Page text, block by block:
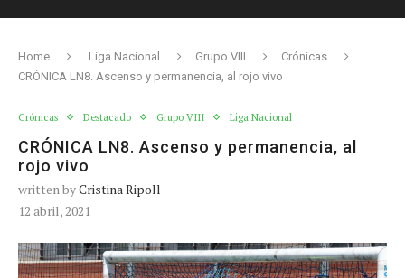
Home Liga Nacional Grupo VIII
Crónicas
CRÓNICA LN8. Ascenso y permanencia, al rojo vivo
Crónicas Destacado Grupo VIII Liga Nacional
CRÓNICA LN8. Ascenso y permanencia, al
rojo vivo
written byCristina Ripoll
12 abril, 2021